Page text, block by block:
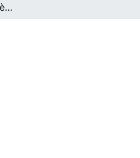
Interacció social i influència educativa en el context familiar